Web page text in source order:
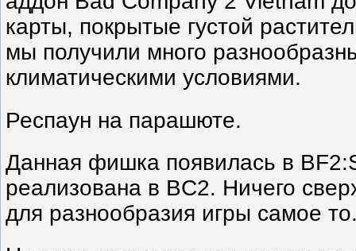
карты, покрытые густой
мы получили много
климатическими условиями.
Респаун на парашюте.
Данная фишка появилась в
реализована в BC2. Ничего
для разнообразия игры самое